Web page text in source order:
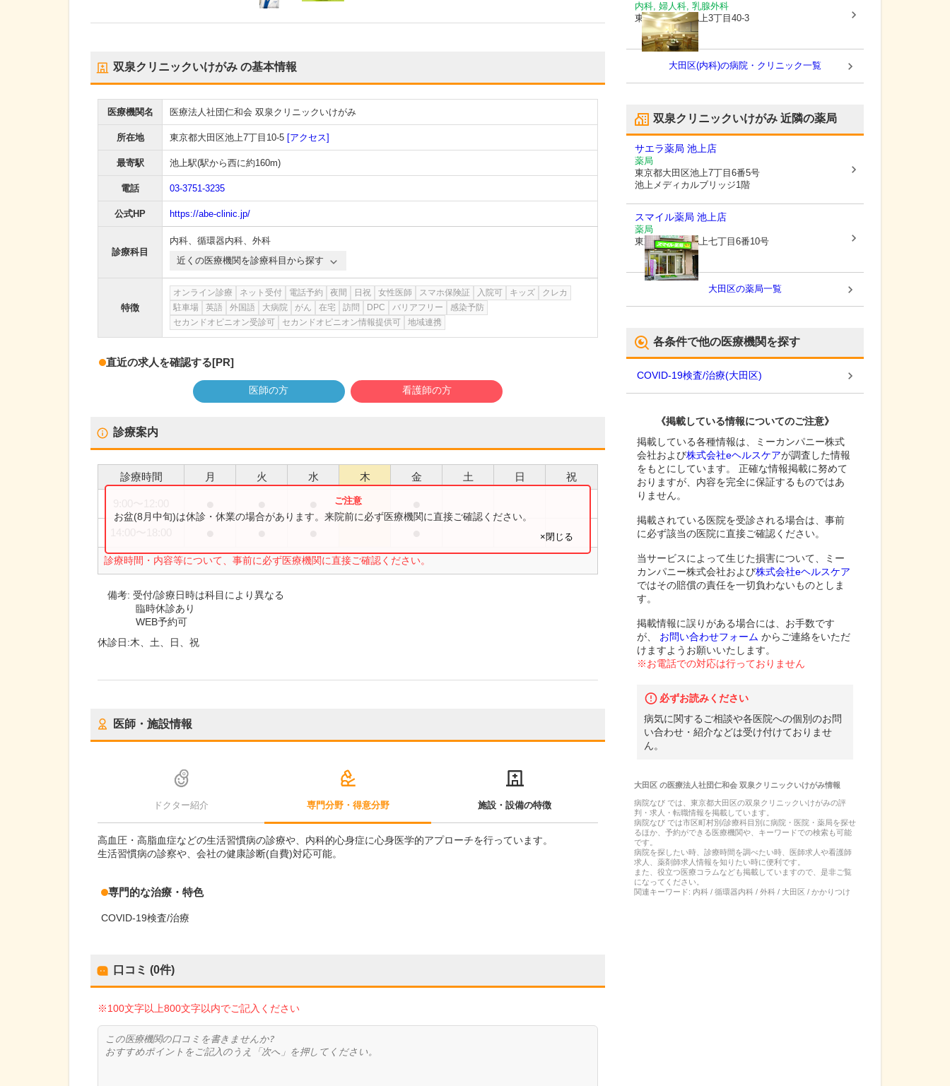
双泉クリニックいけがみ の基本情報
医療機関名 医療法人社団仁和会 双泉クリニックいけがみ
所在地 東京都大田区池上7丁目10-5 [アクセス]
最寄駅 池上駅(駅から西に約160m)
電話 03-3751-3235
公式HP https://abe-clinic.jp/
診療科目
内科、 循環器内科、 外科
近くの医療機関を診療科目から探す
特徴
オンライン診療 ネット受付 電話予約 夜間 日祝 女性医師 スマホ保険証 入院可 キッズ
クレカ
駐車場
英語 外国語 大病院 がん 在宅 訪問 DPC バリアフリー
感染予防
セカンドオピニオン受診可
セカンドオピニオン情報提供可 地域連携
直近の求人を確認する[PR]
医師の方 看護師の方
診療案内
診療時間 月 火 水 木 金 土 日 祝
診療時間・内容等について、事前に必ず医療機関に直接ご確認ください。
お盆(8月中旬)は休診・休業の場合があります。来院前に必ず医療機関に直接ご確認ください。
×閉じる
備考:受付/診療日時は科目により異なる
臨時休診あり
WEB予約可
休診日:木、土、日、祝
医師・施設情報
ドクター紹介 専門分野・得意分野 施設・設備の特徴
高血圧・高脂血症などの生活習慣病の診療や、内科的心身症に心身医学的アプローチを行っています。
生活習慣病の診察や、会社の健康診断(自費)対応可能。
専門的な治療・特色
COVID-19検査/治療
口コミ (0件)
※100文字以上800文字以内でご記入ください
内科, 婦人科, 乳腺外科
東京都大田区 池上3丁目40-3
大田区(内科)の病院・クリニック一覧
双泉クリニックいけがみ 近隣の薬局
サエラ薬局 池上店
薬局
東京都大田区池上7丁目6番5号
池上メディカルブリッジ1階
スマイル薬局 池上店
薬局
東京都大田区池上七丁目6番10号
大田区の薬局一覧
各条件で他の医療機関を探す
COVID-19検査/治療(大田区)
《掲載している情報についてのご注意》
掲載している各種情報は、ミーカンパニー株式
会社および株式会社eヘルスケアが調査した情報
をもとにしています。 正確な情報掲載に努めて
おりますが、内容を完全に保証するものではあ
りません。
掲載されている医院を受診される場合は、事前
に必ず該当の医院に直接ご確認ください。
当サービスによって生じた損害について、ミー
カンパニー株式会社および株式会社eヘルスケア
ではその賠償の責任を一切負わないものとしま
す。
掲載情報に誤りがある場合には、お手数です
が、
お問い合わせフォーム からご連絡をいただ
けますようお願いいたします。
※お電話での対応は行っておりません
必ずお読みください
病気に関するご相談や各医院への個別のお問
い合わせ・紹介などは受け付けておりませ
ん。
大田区の医療法人社団仁和会 双泉クリニックいけがみ情報
病院なび では、 東京都大田区の双泉クリニックいけがみの評
判・求人・転職情報を掲載しています。
病院なび では市区町村別/診療科目別に病院・医院・薬局を探せ
るほか、予約ができる医療機関や、キーワードでの検索も可能
です。
病院を探したい時、診療時間を調べたい時、医師求人や看護師
求人、薬剤師求人情報を知りたい時に便利です。
また、役立つ医療コラムなども掲載していますので、是非ご覧
になってください。
関連キーワード: 内科 / 循環器内科 / 外科 / 大田区 / かかりつけ